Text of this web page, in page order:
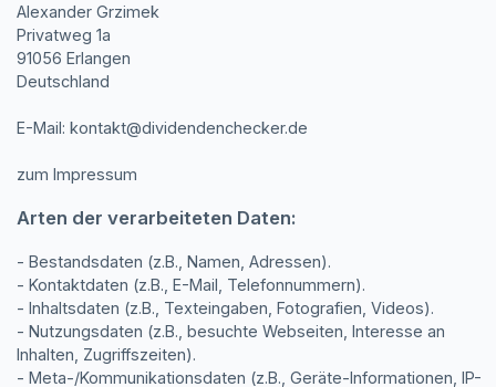
Alexander Grzimek
Privatweg 1a
91056 Erlangen
Deutschland
E-Mail: kontakt@dividendenchecker.de
zum Impressum
Arten der verarbeiteten Daten:
- Bestandsdaten (z.B., Namen, Adressen).
- Kontaktdaten (z.B., E-Mail, Telefonnummern).
- Inhaltsdaten (z.B., Texteingaben, Fotografien, Videos).
- Nutzungsdaten (z.B., besuchte Webseiten, Interesse an
Inhalten, Zugriffszeiten).
- Meta-/Kommunikationsdaten (z.B., Geräte-Informationen, IP-